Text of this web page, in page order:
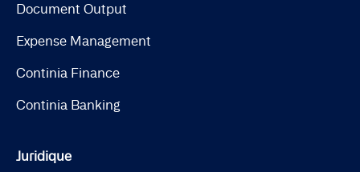
Document Output
Expense Management
Continia Finance
Continia Banking
Juridique